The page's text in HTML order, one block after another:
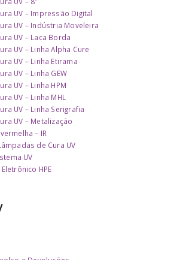
UV – Impressão Digital
UV – Indústria Moveleira
UV – Laca Borda
UV – Linha Alpha Cure
UV – Linha Etirama
UV – Linha GEW
UV – Linha HPM
UV – Linha MHL
UV – Linha Serigrafia
UV – Metalização
– IR
de Cura UV
UV
HPE